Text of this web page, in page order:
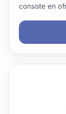
consiste en